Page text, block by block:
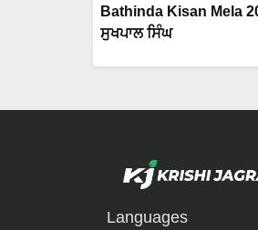
Bathinda Kisan Mela
ਸੁਖਪਾਲ ਸਿੰਘ
Languages